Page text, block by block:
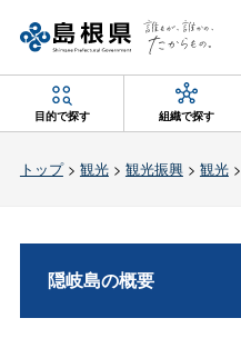
目的で探す 組織で探す
トップ> 観光> 観光振興> 観光>
隠岐島の概要